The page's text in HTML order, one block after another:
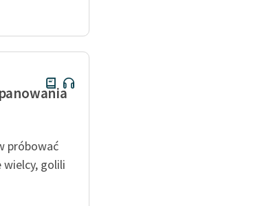
próbować
golili